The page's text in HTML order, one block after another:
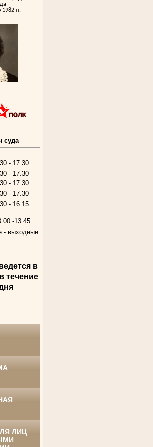
гг.
Ивановна
гг.
гг.
годы
войны
областного
суда
- 17.30
- 17.30
- 17.30
- 17.30
- 16.15
-13.45
- выходные
в
течение
ЛИЦ